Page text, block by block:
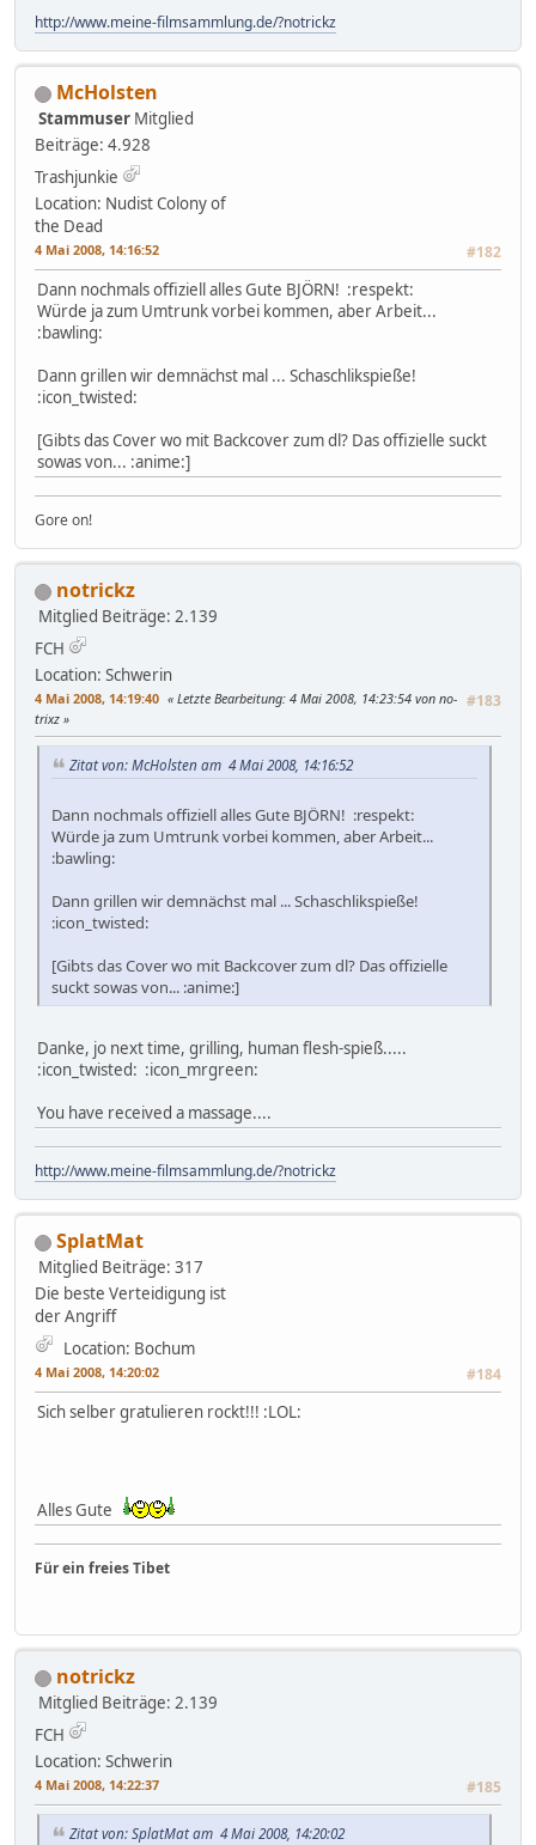
http://www.meine-filmsammlung.de/?notrickz
McHolsten
Stammuser Mitglied
Beiträge: 4.928
Trashjunkie
Location: Nudist Colony of
the Dead
4 Mai 2008, 14:16:52 #182
Dann nochmals offiziell alles Gute BJÖRN! :respekt:
Würde ja zum Umtrunk vorbei kommen, aber Arbeit...
:bawling:
Dann grillen wir demnächst mal ... Schaschlikspieße!
:icon_twisted:
[Gibts das Cover wo mit Backcover zum dl? Das offizielle suckt
sowas von... :anime:]
Gore on!
notrickz
Mitglied Beiträge: 2.139
FCH
Location: Schwerin
4 Mai 2008, 14:19:40 #183
Letzte Bearbeitung: 4 Mai 2008, 14:23:54 von no-
trixz
Zitat von: McHolsten am 4 Mai 2008, 14:16:52
Dann nochmals offiziell alles Gute BJÖRN! :respekt:
Würde ja zum Umtrunk vorbei kommen, aber Arbeit...
:bawling:
Dann grillen wir demnächst mal ... Schaschlikspieße!
:icon_twisted:
[Gibts das Cover wo mit Backcover zum dl? Das offizielle
suckt sowas von... :anime:]
Danke, jo next time, grilling, human flesh-spieß.....
:icon_twisted: :icon_mrgreen:
You have received a massage....
http://www.meine-filmsammlung.de/?notrickz
SplatMat
Mitglied Beiträge: 317
Die beste Verteidigung ist
der Angriff
Location: Bochum
4 Mai 2008, 14:20:02 #184
Sich selber gratulieren rockt!!! :LOL:
Alles Gute
Für ein freies Tibet
notrickz
Mitglied Beiträge: 2.139
FCH
Location: Schwerin
4 Mai 2008, 14:22:37 #185
Zitat von: SplatMat am 4 Mai 2008, 14:20:02